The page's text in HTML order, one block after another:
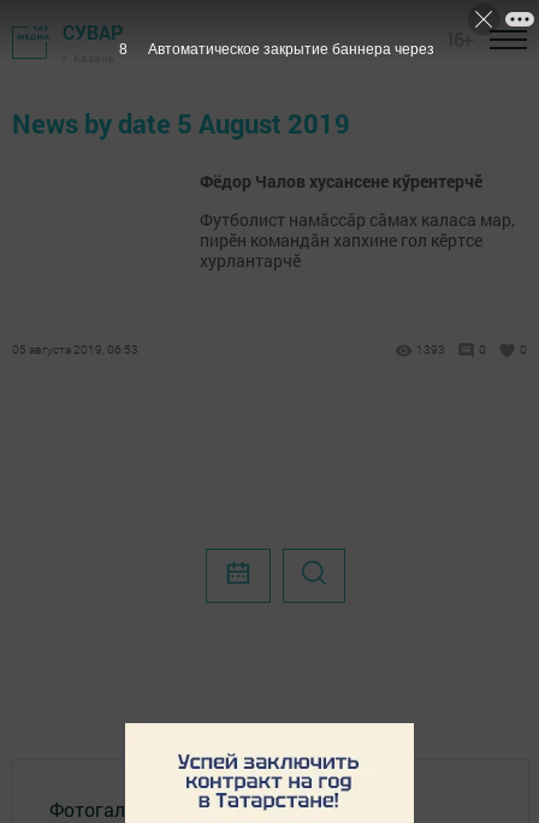
СУВАР
News by date 5 August 2019
Фёдор Чалов хусансене кӳрентерчӗ
Футболист намӑссӑр сӑмах каласа мар,
пирӗн командӑн хапхине гол кӗртсе
хурлантарчӗ
05 августа 2019, 06:53 1393 0 0
Фотогалереи
8 Автоматическое закрытие баннера через